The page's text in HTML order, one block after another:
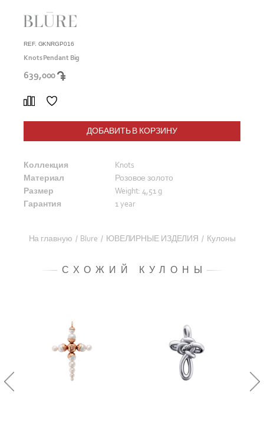
REF. GKNRGP016
Knots Pendant Big
639,000
ДОБАВИТЬ В КОРЗИНУ
Коллекция
Knots
Материал
Розовое золото
Размер
Weight: 4,51 g
Гарантия
1 year
На главную / Blure / ЮВЕЛИРНЫЕ ИЗДЕЛИЯ / Кулоны
СХОЖИЙ КУЛОНЫ